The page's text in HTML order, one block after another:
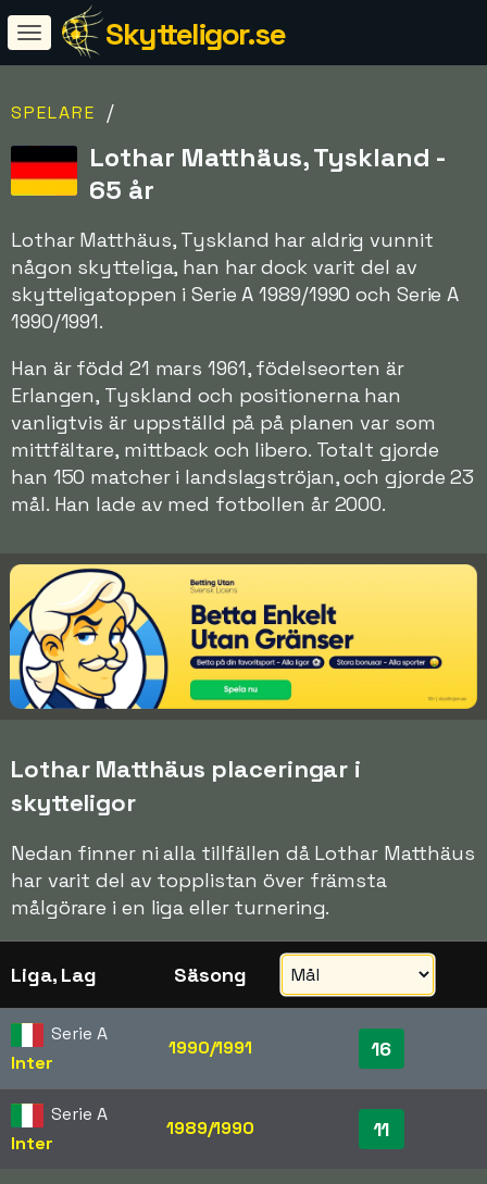
Skytteligor.se
SPELARE /
Lothar Matthäus, Tyskland -
65 år
Lothar Matthäus, Tyskland har aldrig vunnit
någon skytteliga, han har dock varit del av
skytteligatoppen i Serie A 1989/1990 och Serie A
1990/1991.
Han är född 21 mars 1961, födelseorten är
Erlangen, Tyskland och positionerna han
vanligtvis är uppställd på på planen var som
mittfältare, mittback och libero. Totalt gjorde
han 150 matcher i landslagströjan, och gjorde 23
mål. Han lade av med fotbollen år 2000.
Lothar Matthäus placeringar i
skytteligor
Nedan finner ni alla tillfällen då Lothar Matthäus
har varit del av topplistan över främsta
målgörare i en liga eller turnering.
Liga, Lag Säsong
Serie A
Inter
1990/1991 16
Serie A
Inter
1989/1990 11